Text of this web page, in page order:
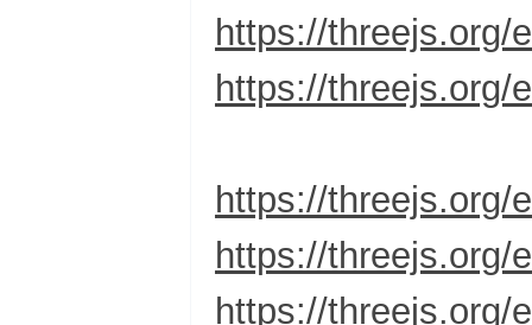
https://threejs.org/
https://threejs.org/
https://threejs.org/
https://threejs.org/
https://threejs.org/